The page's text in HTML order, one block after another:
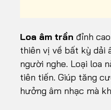
Loa âm trần đỉnh
thiên vị về bất kỳ dải
người nghe. Loại loa
tiên tiến. Giúp tăng
hưởng âm nhạc mà